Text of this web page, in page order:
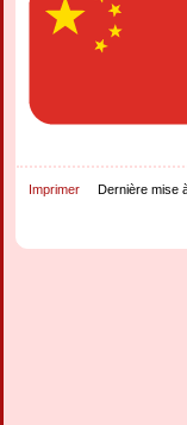
Imprimer Dernière mise